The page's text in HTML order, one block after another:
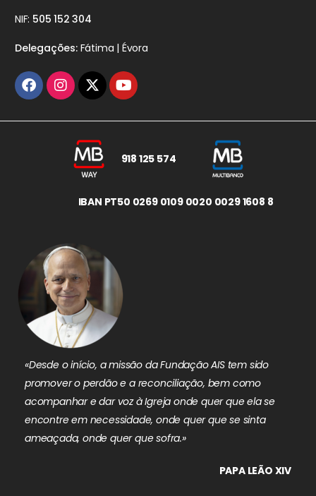
NIF: 505 152 304
Delegações:Fátima | Évora
918 125 574
IBAN PT50 0269 0109 0020 0029 1608 8
«Desde o início, a missão da Fundação AIS tem sido
promover o perdão e a reconciliação, bem como
acompanhar e dar voz à Igreja onde quer que ela se
encontre em necessidade, onde quer que se sinta
ameaçada, onde quer que sofra.»
PAPA LEÃO XIV